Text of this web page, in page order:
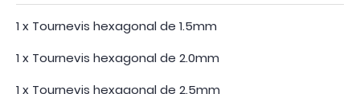
1 x Tournevis hexagonal de 1.5mm
1 x Tournevis hexagonal de 2.0mm
1 x Tournevis hexagonal de 2.5mm